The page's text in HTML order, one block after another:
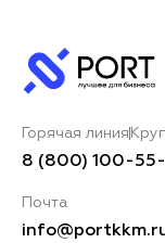
Горячая линия
8 (800) 100-
Почта